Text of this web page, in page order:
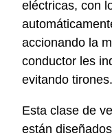
eléctricas, con
accionando la
conductor les
evitando tirones.
Esta clase de
están